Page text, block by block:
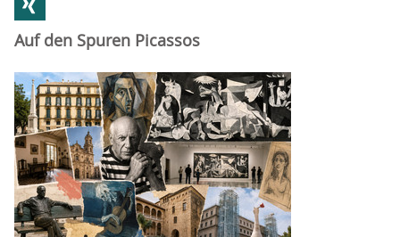
Auf den Spuren Picassos